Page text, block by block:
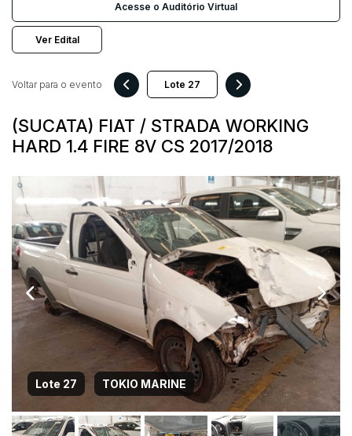
Acesse o Auditório Virtual
Ver Edital
(SUCATA) FIAT / STRADA WORKING
HARD 1.4 FIRE 8V CS 2017/2018
Voltar para o evento
Lote 27 TOKIO MARINE